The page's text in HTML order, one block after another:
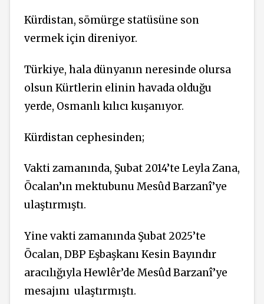
Kürdistan, sömürge statüsüne son
vermek için direniyor.
Türkiye, hala dünyanın neresinde olursa
olsun Kürtlerin elinin havada olduğu
yerde, Osmanlı kılıcı kuşanıyor.
Kürdistan cephesinden;
Vakti zamanında, Şubat 2014’te Leyla Zana,
Öcalan’ın mektubunu Mesûd Barzanî’ye
ulaştırmıştı.
Yine vakti zamanında Şubat 2025’te
Öcalan, DBP Eşbaşkanı Kesin Bayındır
aracılığıyla Hewlêr’de Mesûd Barzanî’ye
mesajını ulaştırmıştı.